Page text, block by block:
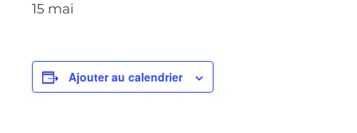
15 mai
Ajouter au calendrier